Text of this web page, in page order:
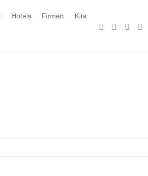
Hotels Firmen
Kita